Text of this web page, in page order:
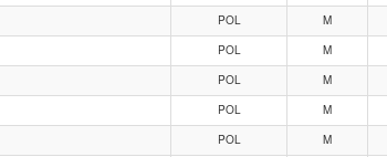
POL M
POL M
POL M
POL M
POL M